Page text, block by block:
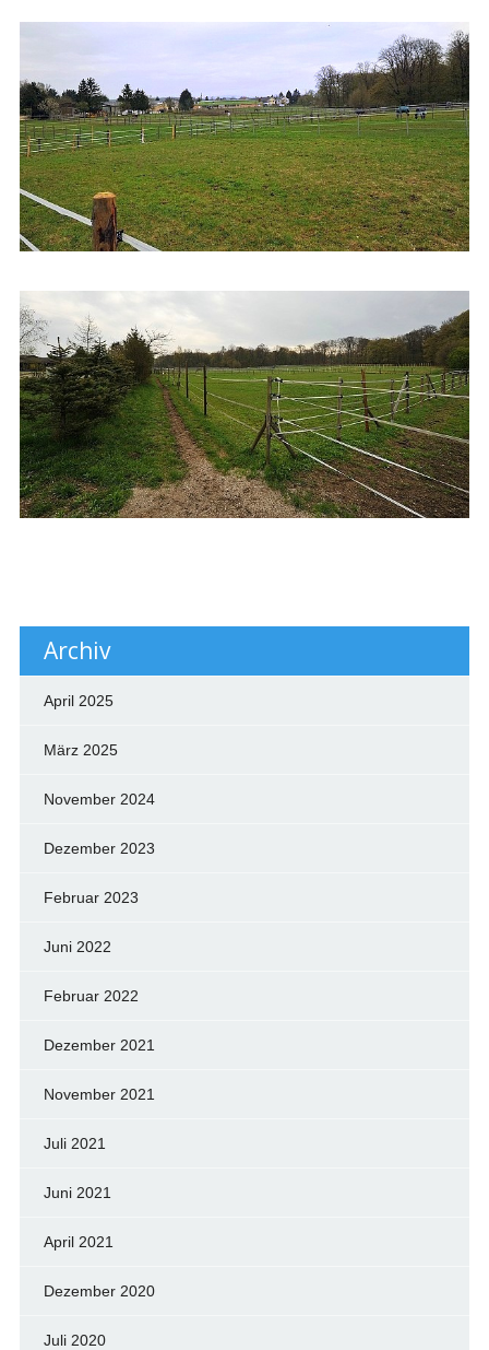
Archiv
April 2025
März 2025
November 2024
Dezember 2023
Februar 2023
Juni 2022
Februar 2022
Dezember 2021
November 2021
Juli 2021
Juni 2021
April 2021
Dezember 2020
Juli 2020